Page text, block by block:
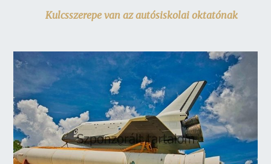
Kulcsszerepe van az autósiskolai oktatónak